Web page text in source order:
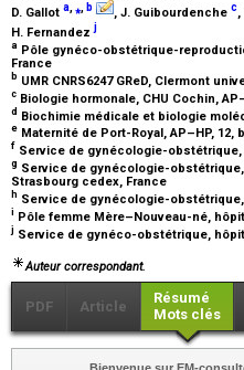
D. Gallot a,⁎, b , J. Guibourdenche c,
H. Fernandezj
a Pôle gynéco-obstétrique-
France
b UMR CNRS6247 GReD, Clermont
c Biologie hormonale, CHU Cochin,
d Biochimie médicale et biologie
e Maternité de Port-Royal, AP–HP, 12,
f Service de gynécologie-obstétrique,
g Service de gynécologie-
Strasbourg cedex, France
h Service de gynécologie-obstétrique,
i Pôle femme Mère–Nouveau-né,
j Service de gynéco-obstétrique,
Auteur correspondant.
PDF Article
Résumé
Mots clés